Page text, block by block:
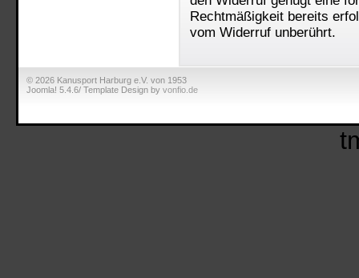
Rechtmäßigkeit bereits
vom Widerruf unberührt.
© 2026 Kanusport Harburg e.V. von 1953
Joomla! 5.4.6/ Template Design by vonfio.de